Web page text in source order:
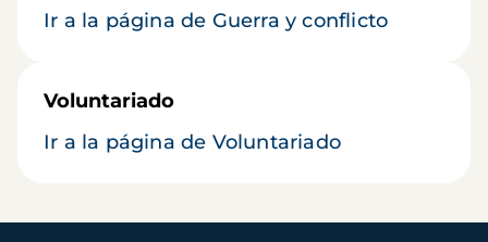
Ir a la página de Guerra y conflicto
Voluntariado
Ir a la página de Voluntariado